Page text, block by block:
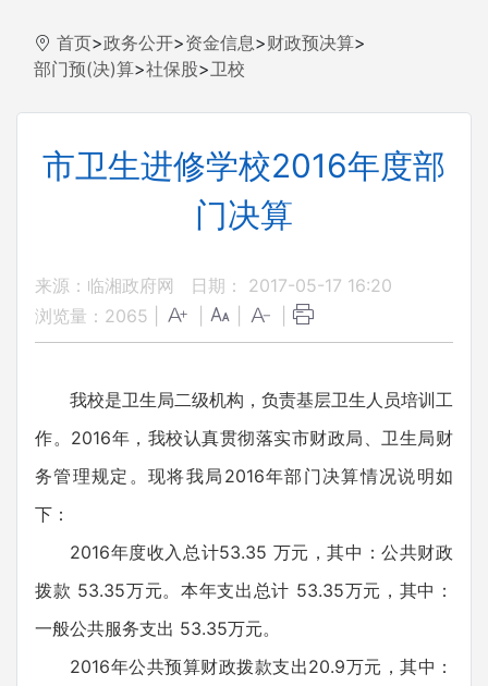
首页>政务公开>资金信息>财政预决算>
部门预(决)算>社保股>卫校
市卫生进修学校2016年度部
门决算
来源：临湘政府网
日期： 2017-05-17 16:20
浏览量： 2065
我校是卫生局二级机构，负责基层卫生人员培训工
作。2016年，我校认真贯彻落实市财政局、卫生局财
务管理规定。现将我局2016年部门决算情况说明如
下：
2016年度收入总计53.35 万元，其中：公共财政
拨款 53.35万元。本年支出总计 53.35万元，其中：
一般公共服务支出 53.35万元。
2016年公共预算财政拨款支出20.9万元，其中：